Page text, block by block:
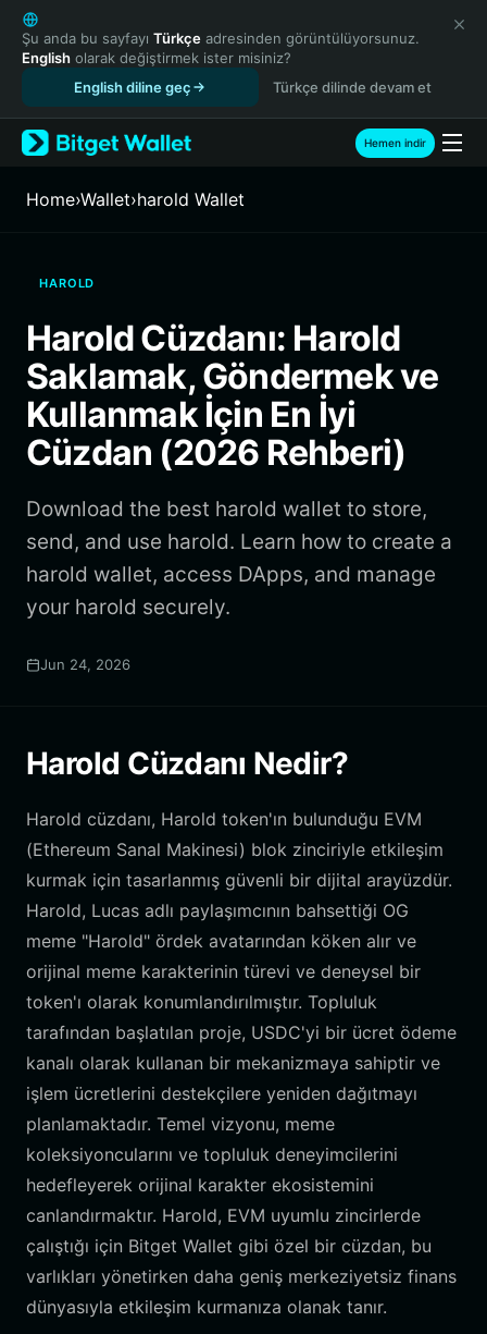
English
日本語
Tiếng Việt
Español (Latinoamérica)
Türkçe
Français
繁體中文
Bahasa Indonesia
ภาษาไทย
हिन्दी
Español
Português (Brasil)
Şu anda bu sayfayı Türkçe adresinden görüntülüyorsunuz.
English olarak değiştirmek ister misiniz?
English diline geç
Türkçe dilinde devam et
Hemen indir
Home›Wallet›harold Wallet
HAROLD
Harold Cüzdanı: Harold
Saklamak, Göndermek ve
Kullanmak İçin En İyi
Cüzdan (2026 Rehberi)
Download the best harold wallet to store,
send, and use harold. Learn how to create a
harold wallet, access DApps, and manage
your harold securely.
Jun 24, 2026
Harold Cüzdanı Nedir?
Harold cüzdanı, Harold token'ın bulunduğu EVM
(Ethereum Sanal Makinesi) blok zinciriyle etkileşim
kurmak için tasarlanmış güvenli bir dijital arayüzdür.
Harold, Lucas adlı paylaşımcının bahsettiği OG
meme "Harold" ördek avatarından köken alır ve
orijinal meme karakterinin türevi ve deneysel bir
token'ı olarak konumlandırılmıştır. Topluluk
tarafından başlatılan proje, USDC'yi bir ücret ödeme
kanalı olarak kullanan bir mekanizmaya sahiptir ve
işlem ücretlerini destekçilere yeniden dağıtmayı
planlamaktadır. Temel vizyonu, meme
koleksiyoncularını ve topluluk deneyimcilerini
hedefleyerek orijinal karakter ekosistemini
canlandırmaktır. Harold, EVM uyumlu zincirlerde
çalıştığı için Bitget Wallet gibi özel bir cüzdan, bu
varlıkları yönetirken daha geniş merkeziyetsiz finans
dünyasıyla etkileşim kurmanıza olanak tanır.